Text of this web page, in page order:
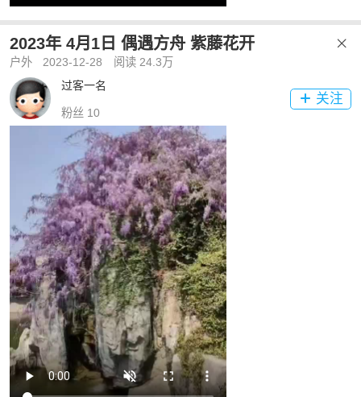
2023年 4月1日 偶遇方舟 紫藤花开 
户外 2023-12-28
阅读 24.3万
过客一名
粉丝 10
 关注